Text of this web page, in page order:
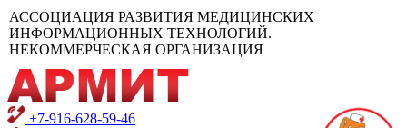
АССОЦИАЦИЯ РАЗВИТИЯ МЕДИЦИНСКИХ
ИНФОРМАЦИОННЫХ ТЕХНОЛОГИЙ.
НЕКОММЕРЧЕСКАЯ ОРГАНИЗАЦИЯ
+7-916-628-59-46